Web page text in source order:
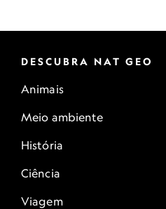
DESCUBRA NAT GEO
Animais
Meio ambiente
História
Ciência
Viagem